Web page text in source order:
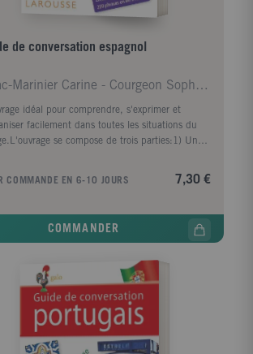
de conversation espagnol
Girac-Marinier Carine - Courgeon Sophie - Tarradas
idéal pour comprendre, s'exprimer et
facilement dans toutes les situations du
se compose de trois parties:1) Une
les différents thèmes abordés (communiquer
ville - loisirs en plein air - shopping - urgences)
d'une page ou d'une double-page.De très
informations pratiques et culturelles sont
dans les pages d'ouverture de chaque thème
de très nombreux encadrés.Chaque phrase
un mot-clé en français permettant de
COMMANDE EN 6-10 JOURS 7,30 €
COMMANDER